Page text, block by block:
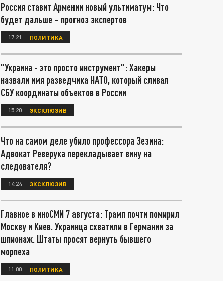
Россия ставит Армении новый ультиматум: Что
будет дальше – прогноз экспертов
17:21 ПОЛИТИКА
"Украина - это просто инструмент": Хакеры
назвали имя разведчика НАТО, который сливал
СБУ координаты объектов в России
15:20 ЭКСКЛЮЗИВ
Что на самом деле убило профессора Зезина:
Адвокат Реверука перекладывает вину на
следователя?
14:24 ЭКСКЛЮЗИВ
Главное в иноСМИ 7 августа: Трамп почти помирил
Москву и Киев. Украинца схватили в Германии за
шпионаж. Штаты просят вернуть бывшего
морпеха
11:00 ПОЛИТИКА